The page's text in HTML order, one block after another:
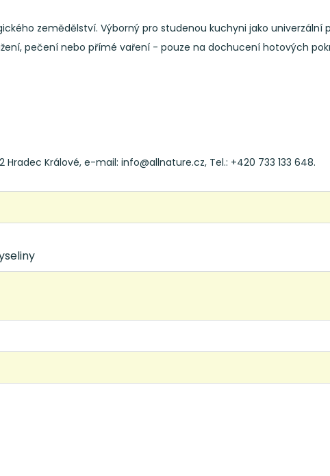
zemědělství. Výborný pro studenou kuchyni jako
pečení nebo přímé vaření - pouze na dochucení hotových
Hradec Králové, e-mail: info@allnature.cz, Tel.: +420 733 133 648.